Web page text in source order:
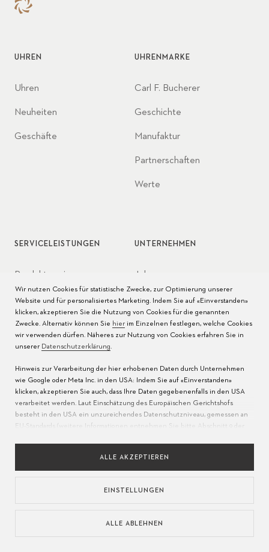
UHREN
Uhren
Neuheiten
Geschäfte
UHRENMARKE
Carl F. Bucherer
Geschichte
Manufaktur
Partnerschaften
Werte
SERVICELEISTUNGEN
Produktservice
Pflege der Uhr
Bedienungsanleitungen
FAQ
Servicezentren
UNTERNEHMEN
Jobs
Presse
Kontakt
VERANTWORTUNGSVOLLE BESCHAFFUNG
COOKIE KONFIGURATION
Wir nutzen Cookies für statistische Zwecke, zur Optimierung unserer
Website und für personalisiertes Marketing. Indem Sie auf «Einverstanden»
klicken, akzeptieren Sie die Nutzung von Cookies für die genannten
Zwecke. Alternativ können Sie hierim Einzelnen festlegen, welche Cookies
wir verwenden dürfen. Näheres zur Nutzung von Cookies erfahren Sie in
unserer Datenschutzerklärung.
Hinweis zur Verarbeitung der hier erhobenen Daten durch Unternehmen
wie Google oder Meta Inc. in den USA: Indem Sie auf «Einverstanden»
klicken, akzeptieren Sie auch, dass Ihre Daten gegebenenfalls in den USA
verarbeitet werden. Laut Einschätzung des Europäischen Gerichtshofs
besteht in den USA ein unzureichendes Datenschutzniveau, gemessen an
EU-Standards (weitere Informationen entnehmen Sie bitte Abschnitt 9 der
nicht wie oben beschrieben in die USA übermittelt werden.
ALLE AKZEPTIEREN
EINSTELLUNGEN
ALLE ABLEHNEN